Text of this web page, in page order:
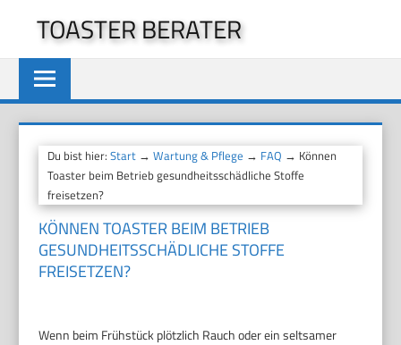
springen
TOASTER BERATER
Du bist hier:Start →Wartung & Pflege → FAQ → Können
Toaster beim Betrieb gesundheitsschädliche Stoffe
freisetzen?
KÖNNEN TOASTER BEIM BETRIEB
GESUNDHEITSSCHÄDLICHE STOFFE
FREISETZEN?
Wenn beim Frühstück plötzlich Rauch oder ein seltsamer